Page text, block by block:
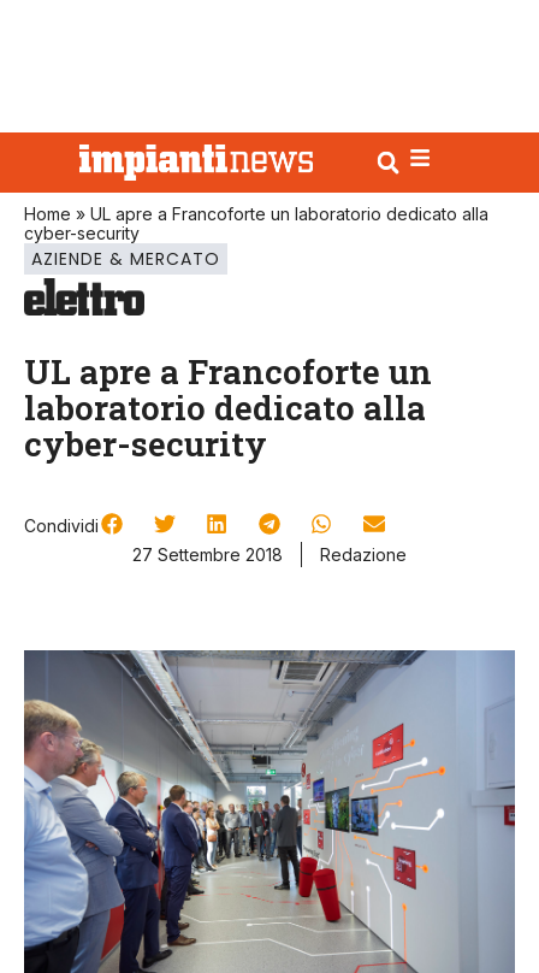
Home » UL apre a Francoforte un laboratorio dedicato alla
cyber-security
AZIENDE & MERCATO
UL apre a Francoforte un
laboratorio dedicato alla
cyber-security
Condividi
27 Settembre 2018
Redazione